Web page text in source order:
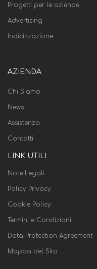
Progetti per le aziende
Advertising
Indicizzazione
AZIENDA
Chi Siamo
News
Assistenza
Contatti
LINK UTILI
Note Legali
Policy Privacy
Cookie Policy
Termini e Condizioni
Data Protection Agreement
Mappa del Sito